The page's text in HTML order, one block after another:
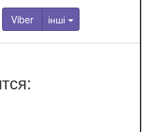
Viber інші